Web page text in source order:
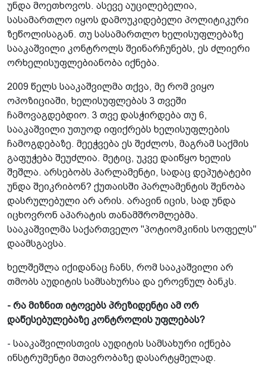
უნდა მოეთხოვოს. ასევე აუცილებელია,
სასამართლო იყოს დამოუკიდებელი პოლიტიკური
ზეწოლისაგან. თუ სასამართლო ხელისუფლებაზე
სააკაშვილი კონტროლს შეინარჩუნებს, ეს ძლიერი
ორხელისუფლებიანობა იქნება.
2009 წელს სააკაშვილმა თქვა, მე რომ ვიყო
ოპოზიციაში, ხელისუფლებას 3 თვეში
ჩამოვაგდებდიო. 3 თვე დასჭირდება თუ 6,
სააკაშვილი უთუოდ იფიქრებს ხელისუფლების
ჩამოგდებაზე. მეეჭვება ეს შეძლოს, მაგრამ საქმის
გაფუჭება შეუძლია. მეტიც, უკვე დაიწყო ხელის
შეშლა. არსებობს პარლამენტი, სადაც დეპუტატები
უნდა შეიკრიბონ? ქუთაისში პარლამენტის შენობა
დასრულებული არ არის. არავინ იცის, სად უნდა
იცხოვრონ აპარატის თანამშრომლებმა.
სააკაშვილმა საქართველო "პოტიომკინის სოფელს"
დაამსგავსა.
ხელშეშლა იქიდანაც ჩანს, რომ სააკაშვილი არ
თმობს აუდიტის სამსახურსა და ეროვნულ ბანკს.
- რა მიზნით იტოვებს პრეზიდენტი ამ ორ
დაწესებულებაზე კონტროლის უფლებას?
- სააკაშვილისთვის აუდიტის სამსახური იქნება
ინსტრუმენტი მთავრობაზე დასარტყმელად.